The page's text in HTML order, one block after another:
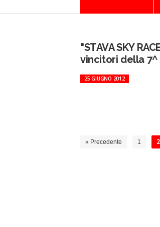
"STAVA SKY
vincitori della
25 GIUGNO 2012
« Precedente 1 2